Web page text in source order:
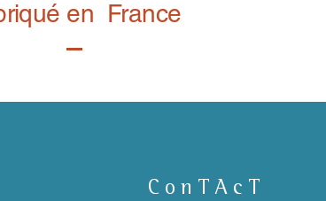
en France
ConTAcT